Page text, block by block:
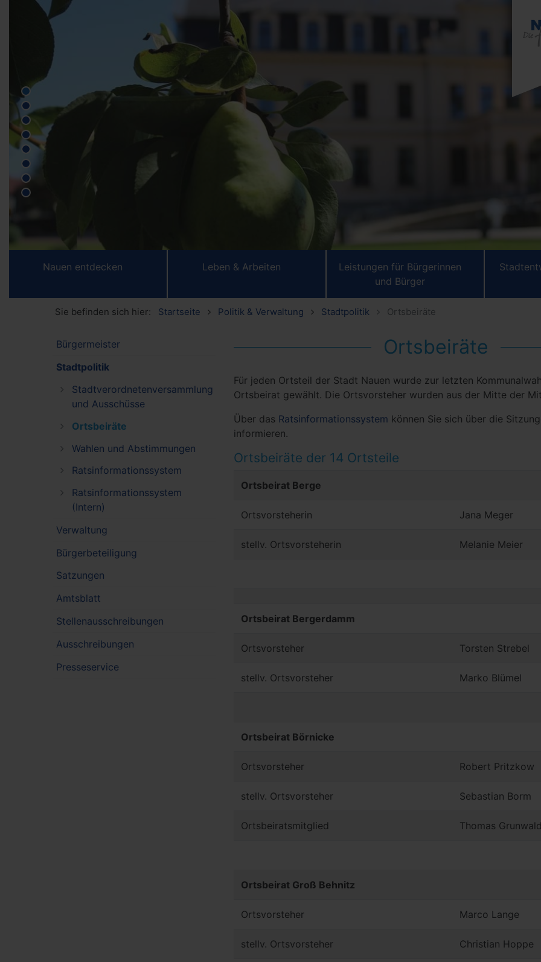
Nauen entdecken Leben & Arbeiten
Leistungen für Bürgerinnen
und Bürger
Sie befinden sich hier: Startseite Politik & Verwaltung Stadtpolitik Ortsbeiräte
Bürgermeister
Stadtpolitik
Stadtverordnetenversammlung
und Ausschüsse
Ortsbeiräte
Wahlen und Abstimmungen
Ratsinformationssystem
Ratsinformationssystem
(Intern)
Verwaltung
Bürgerbeteiligung
Satzungen
Amtsblatt
Stellenausschreibungen
Ausschreibungen
Presseservice
Ortsbeiräte
Für jeden Ortsteil der Stadt Nauen wurde zur letzten
Ortsbeirat gewählt. Die Ortsvorsteher wurden aus der Mitte der
Über das Ratsinformationssystem können Sie sich über die
informieren.
Ortsbeiräte der 14 Ortsteile
Ortsbeirat Berge
Ortsvorsteherin Jana Meger
stellv. Ortsvorsteherin Melanie Meier
Ortsbeirat Bergerdamm
Ortsvorsteher Torsten Strebel
stellv. Ortsvorsteher Marko Blümel
Ortsbeirat Börnicke
Ortsvorsteher Robert Pritzkow
stellv. Ortsvorsteher Sebastian Borm
Ortsbeiratsmitglied Thomas
Ortsbeirat Groß Behnitz
Ortsvorsteher Marco Lange
stellv. Ortsvorsteher Christian Hoppe